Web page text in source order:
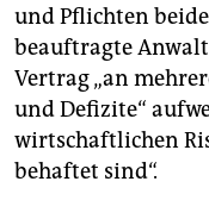
und Pflichten
beauftragte Anwalt
Vertrag „an
und Defizite“
wirtschaftlichen
behaftet sind“.